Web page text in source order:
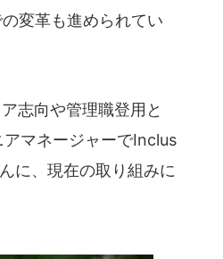
変革も進められてい
志向や管理職登用と
マネージャーでInclus
に、現在の取り組みに